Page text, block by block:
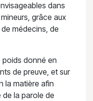
dans
grâce aux
médecins, de
poids donné en
de preuve, et sur
la matière afin
de la parole de